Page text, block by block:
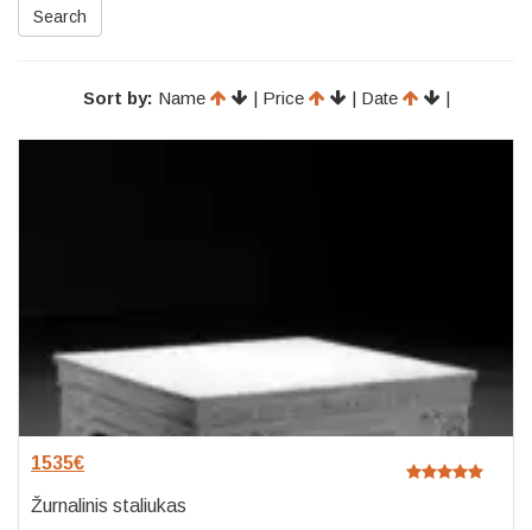
Search
Sort by: Name | Price | Date |
1535€
Žurnalinis staliukas